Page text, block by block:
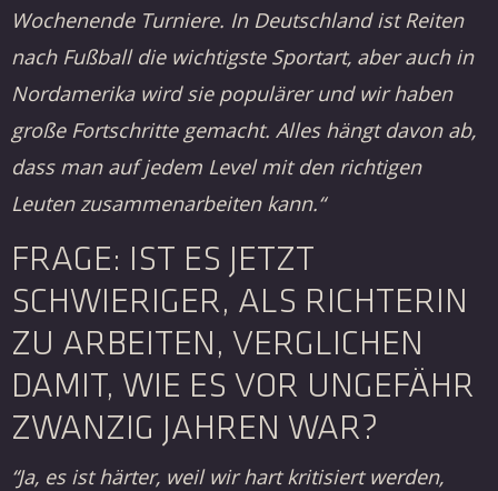
Wochenende Turniere. In Deutschland ist Reiten
nach Fußball die wichtigste Sportart, aber auch in
Nordamerika wird sie populärer und wir haben
große Fortschritte gemacht. Alles hängt davon ab,
dass man auf jedem Level mit den richtigen
Leuten zusammenarbeiten kann.“
FRAGE: IST ES JETZT
SCHWIERIGER, ALS RICHTERIN
ZU ARBEITEN, VERGLICHEN
DAMIT, WIE ES VOR UNGEFÄHR
ZWANZIG JAHREN WAR?
“Ja, es ist härter, weil wir hart kritisiert werden,